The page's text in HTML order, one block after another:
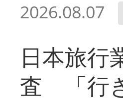
2026.08.07
日本旅
査 「行